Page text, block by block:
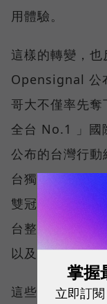
用體驗。
這樣的轉變，
Opensignal 公
哥大不僅率先奪
全台 No.1 」
公布的台灣行
台獨有的「可
雙冠王，同時
台整體語音體
以及全台網路
這些獎項反映
掌握
立即訂